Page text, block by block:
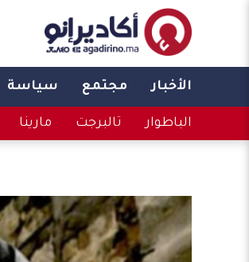
الأخبار مجتمع سياسة
الباطوار تالبرجت مارينا